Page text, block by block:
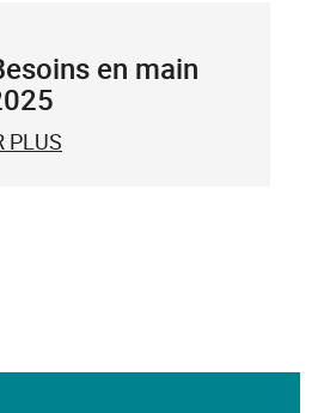
en main
PLUS